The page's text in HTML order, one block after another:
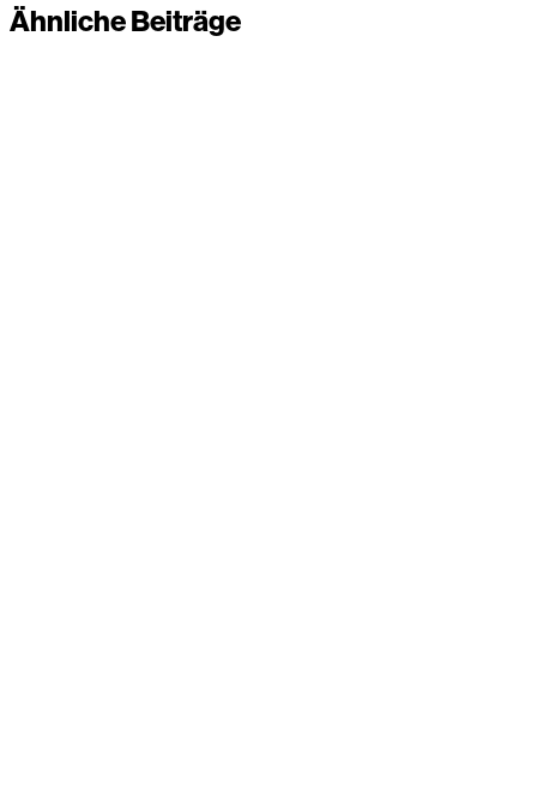
Ähnliche Beiträge